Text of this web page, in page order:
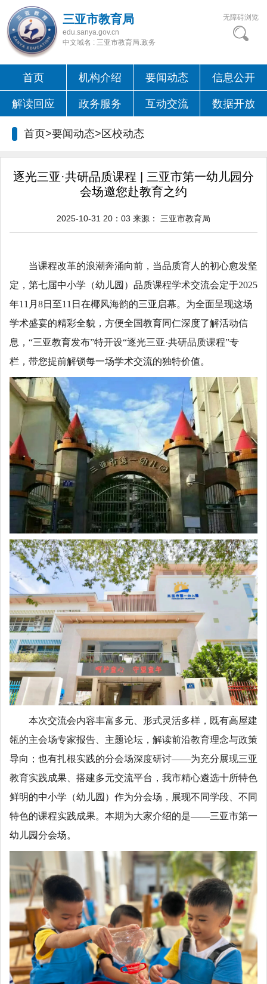
三亚市教育局
edu.sanya.gov.cn
中文域名 : 三亚市教育局.政务
无障碍浏览
首页 机构介绍 要闻动态 信息公开
解读回应 政务服务 互动交流 数据开放
首页>要闻动态>区校动态
逐光三亚·共研品质课程 | 三亚市第一幼儿园分
会场邀您赴教育之约
2025-10-31 20：03 来源： 三亚市教育局
当课程改革的浪潮奔涌向前，当品质育人的初心愈发坚
定，第七届中小学（幼儿园）品质课程学术交流会定于2025
年11月8日至11日在椰风海韵的三亚启幕。为全面呈现这场
学术盛宴的精彩全貌，方便全国教育同仁深度了解活动信
息，“三亚教育发布”特开设“逐光三亚·共研品质课程”专
栏，带您提前解锁每一场学术交流的独特价值。
本次交流会内容丰富多元、形式灵活多样，既有高屋建
瓴的主会场专家报告、主题论坛，解读前沿教育理念与政策
导向；也有扎根实践的分会场深度研讨——为充分展现三亚
教育实践成果、搭建多元交流平台，我市精心遴选十所特色
鲜明的中小学（幼儿园）作为分会场，展现不同学段、不同
特色的课程实践成果。本期为大家介绍的是——三亚市第一
幼儿园分会场。